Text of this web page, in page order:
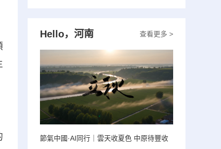
查看更多 >
Hello，河南
節氣中國·AI同行｜雲天收夏色 中原待豐收